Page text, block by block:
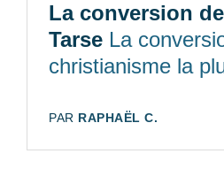
La conversion
Tarse La
christianisme la
AUTEUR:
PAR RAPHAËL C.